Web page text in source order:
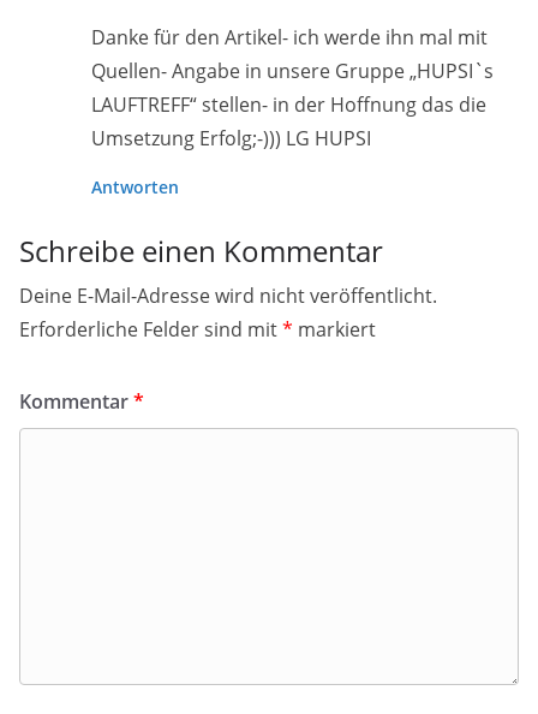
Danke für den Artikel- ich werde ihn mal mit
Quellen- Angabe in unsere Gruppe „HUPSI`s
LAUFTREFF“ stellen- in der Hoffnung das die
Umsetzung Erfolg;-))) LG HUPSI
Antworten
Schreibe einen Kommentar
Deine E-Mail-Adresse wird nicht veröffentlicht.
Erforderliche Felder sind mit* markiert
Kommentar*